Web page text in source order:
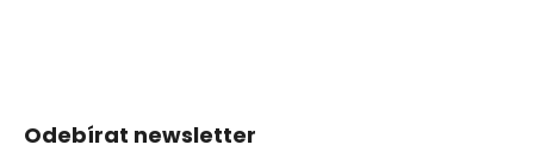
Odebírat newsletter